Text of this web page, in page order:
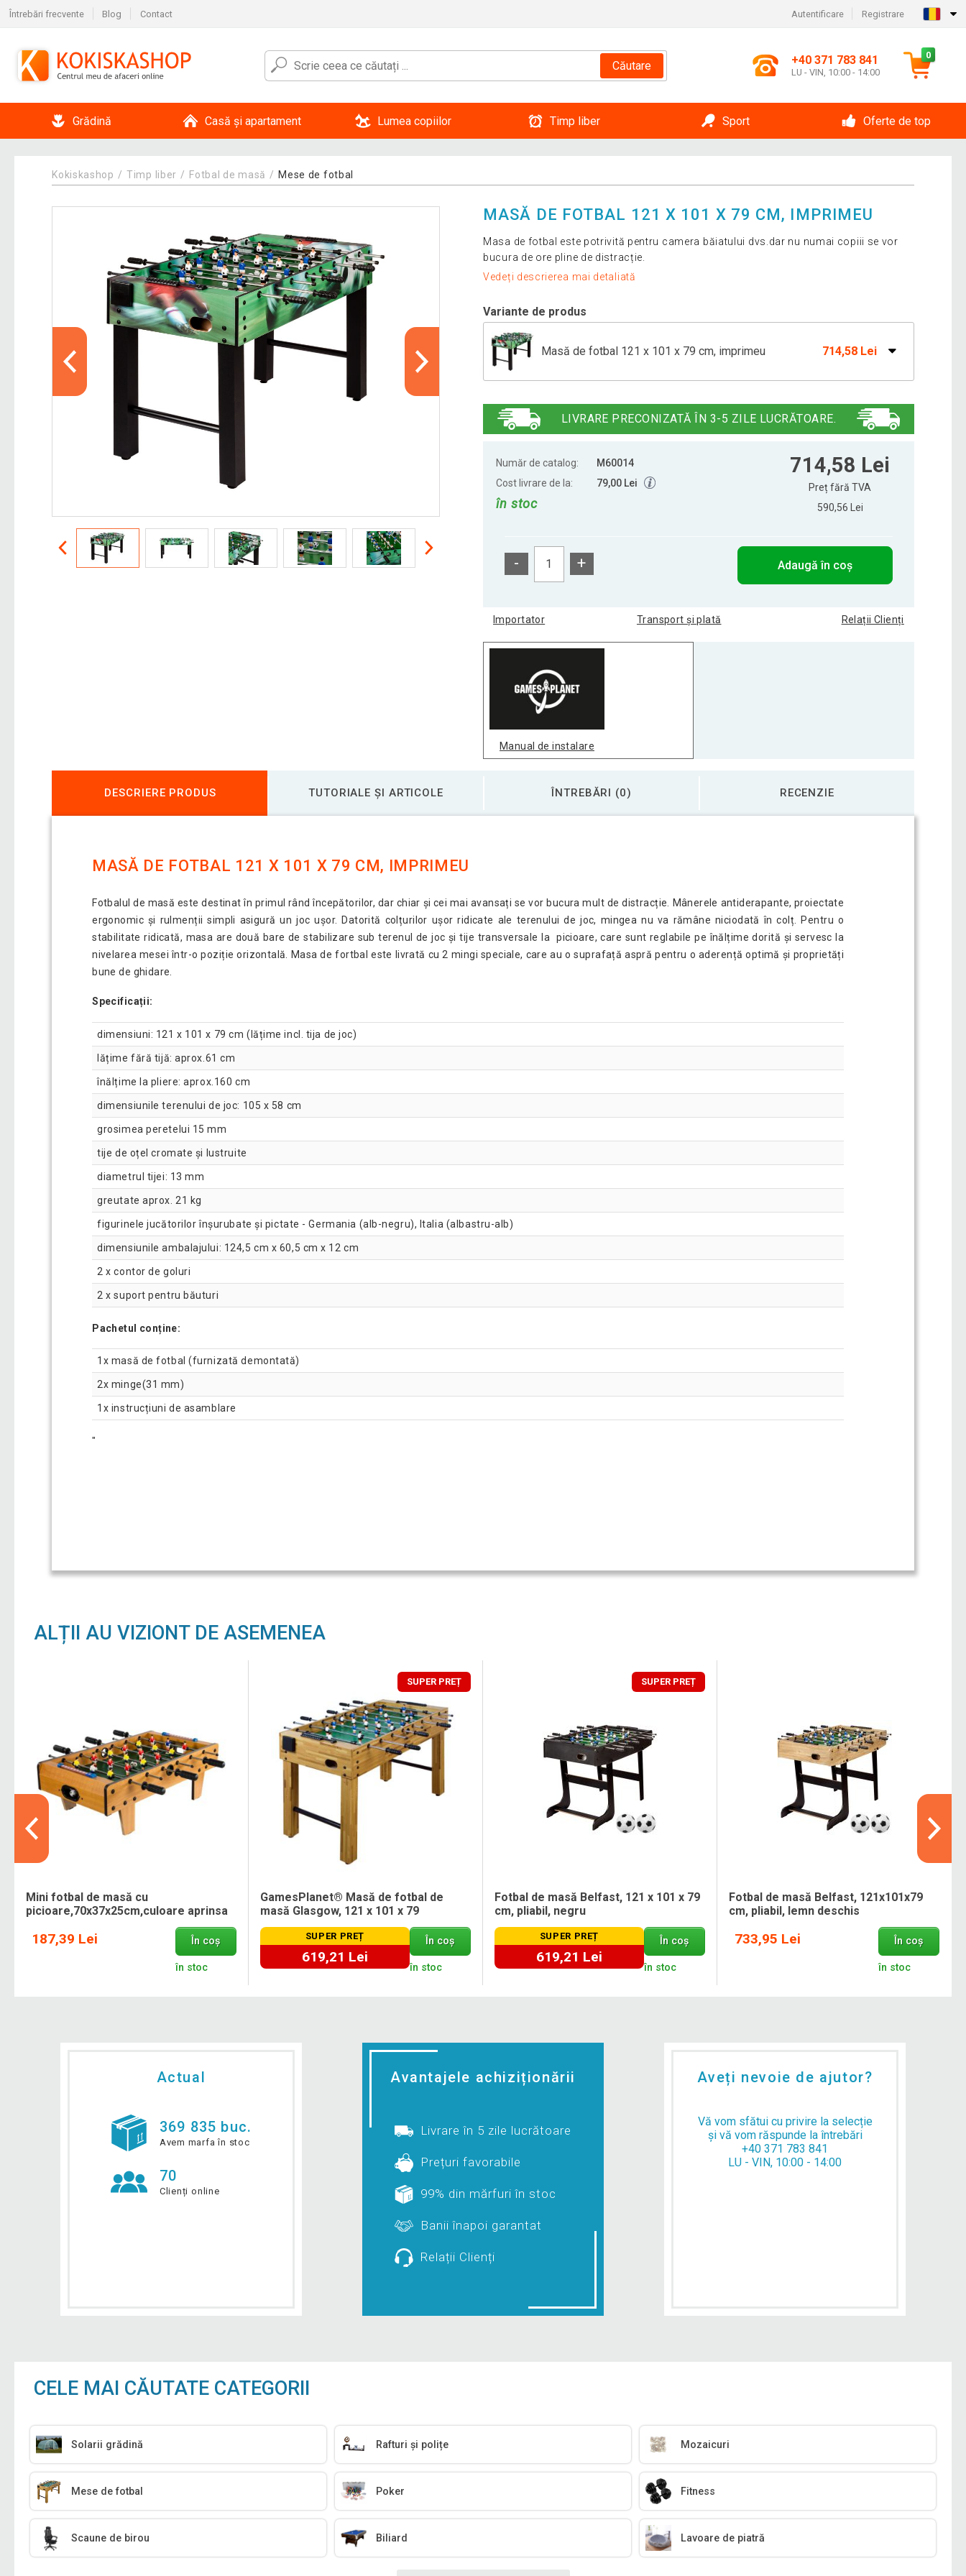
Întrebări frecvente Blog Contact Autentificare Registrare
Căutare +40 371 783 841
LU - VIN, 10:00 - 14:00
0
Grădină Casă și apartament Lumea copiilor Timp liber Sport Oferte de top
Kokiskashop Timp liber Fotbal de masă Mese de fotbal
MASĂ DE FOTBAL 121 X 101 X 79 CM, IMPRIMEU
Masa de fotbal este potrivită pentru camera băiatului dvs.dar nu numai copiii se vor
bucura de ore pline de distracție.
Vedeți descrierea mai detaliată
Variante de produs
Masă de fotbal 121 x 101 x 79 cm, imprimeu 714,58 Lei
x 79
619,21 Lei
695,50 Lei
Masă de fotbal Glasgow, 121 x 101 x 79 cm, negru
LIVRARE PRECONIZATĂ ÎN 3-5 ZILE LUCRĂTOARE.
Număr de catalog:
M60014
Cost livrare de la:
79,00 Lei
în stoc
714,58 Lei
Preț fără TVA
590,56 Lei
- + Adaugă în coș
Importator Transport și plată Relații Clienți
Manual de instalare
DESCRIERE PRODUS TUTORIALE ȘI ARTICOLE ÎNTREBĂRI (0) RECENZIE
MASĂ DE FOTBAL 121 X 101 X 79 CM, IMPRIMEU
Fotbalul de masă este destinat în primul rând începătorilor, dar chiar și cei mai avansați se vor bucura mult de distracție. Mânerele antiderapante, proiectate
ergonomic și rulmenții simpli asigură un joc ușor. Datorită colțurilor ușor ridicate ale terenului de joc, mingea nu va rămâne niciodată în colț. Pentru o
stabilitate ridicată, masa are două bare de stabilizare sub terenul de joc și tije transversale la picioare, care sunt reglabile pe înălțime dorită și servesc la
nivelarea mesei într-o poziție orizontală. Masa de fortbal este livrată cu 2 mingi speciale, care au o suprafață aspră pentru o aderență optimă și proprietăți
bune de ghidare.
Specificații:
dimensiuni: 121 x 101 x 79 cm (lățime incl. tija de joc)
lățime fără tijă: aprox.61 cm
înălțime la pliere: aprox.160 cm
dimensiunile terenului de joc: 105 x 58 cm
grosimea peretelui 15 mm
tije de oțel cromate și lustruite
diametrul tijei: 13 mm
greutate aprox. 21 kg
figurinele jucătorilor înșurubate și pictate - Germania (alb-negru), Italia (albastru-alb)
dimensiunile ambalajului: 124,5 cm x 60,5 cm x 12 cm
2 x contor de goluri
2 x suport pentru băuturi
Pachetul conține:
1x masă de fotbal (furnizată demontată)
2x minge(31 mm)
1x instrucțiuni de asamblare
"
ALȚII AU VIZIONT DE ASEMENEA
Mini fotbal de masă cu
picioare,70x37x25cm,culoare aprinsa
187,39 Lei În coș
în stoc
SUPER PREȚ
GamesPlanet® Masă de fotbal de
masă Glasgow, 121 x 101 x 79
SUPER PREȚ
619,21 Lei
În coș
în stoc
SUPER PREȚ
Fotbal de masă Belfast, 121 x 101 x 79
cm, pliabil, negru
SUPER PREȚ
619,21 Lei
În coș
în stoc
Fotbal de masă Belfast, 121x101x79
cm, pliabil, lemn deschis
733,95 Lei În coș
în stoc
Actual
369 835 buc.
Avem marfa în stoc
70
Clienți online
Avantajele achiziționării
Livrare în 5 zile lucrătoare
Prețuri favorabile
99% din mărfuri în stoc
Banii înapoi garantat
Relații Clienți
Aveți nevoie de ajutor?
Vă vom sfătui cu privire la selecție
și vă vom răspunde la întrebări
+40 371 783 841
LU - VIN, 10:00 - 14:00
CELE MAI CĂUTATE CATEGORII
Solarii grădină Rafturi și polițe Mozaicuri
Mese de fotbal Poker Fitness
Scaune de birou Biliard Lavoare de piatră